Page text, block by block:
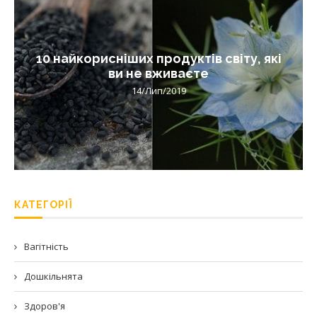
10 найкорисніших продуктів світу, які
ви не вживаєте
14/Лип/2019
КАТЕГОРІЇ
Вагітність
Дошкільнята
Здоров'я